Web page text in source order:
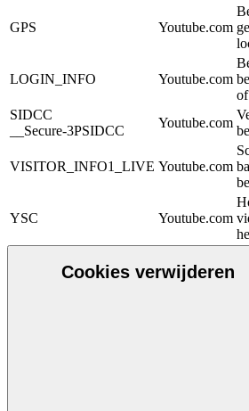
GPS Youtube.com
LOGIN_INFO Youtube.com
SIDCC
__Secure-3PSIDCC
Youtube.com
VISITOR_INFO1_LIVE Youtube.com
YSC Youtube.com
Cookies verwijderen